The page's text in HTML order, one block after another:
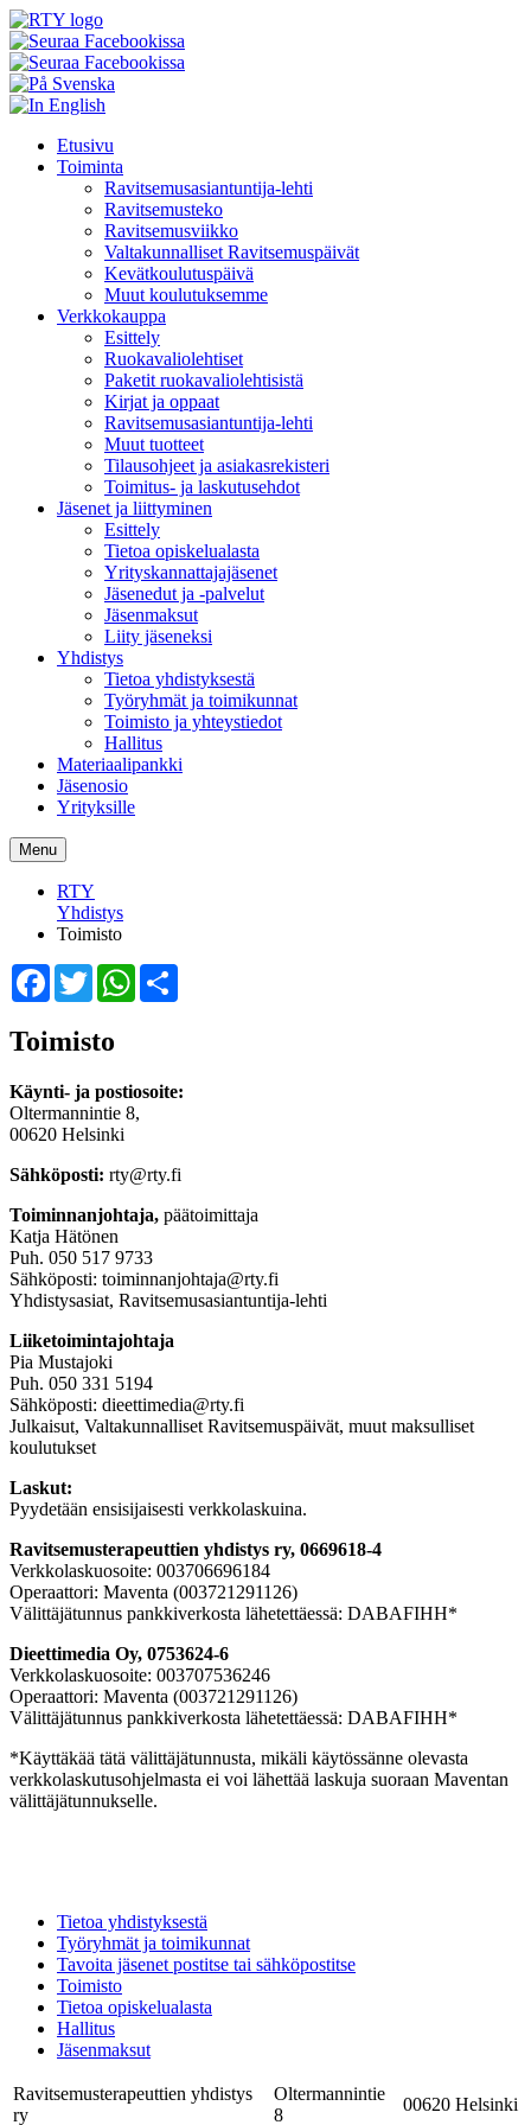
Skip
Etusivu
Toiminta
Ravitsemusasiantuntija-lehti
Ravitsemusteko
Ravitsemusviikko
Valtakunnalliset Ravitsemuspäivät
Kevätkoulutuspäivä
Muut koulutuksemme
Verkkokauppa
Esittely
Ruokavaliolehtiset
Paketit ruokavaliolehtisistä
Kirjat ja oppaat
Ravitsemusasiantuntija-lehti
Muut tuotteet
Tilausohjeet ja asiakasrekisteri
Toimitus- ja laskutusehdot
Jäsenet ja liittyminen
Esittely
Tietoa opiskelualasta
Yrityskannattajajäsenet
Jäsenedut ja -palvelut
Jäsenmaksut
Liity jäseneksi
Yhdistys
Tietoa yhdistyksestä
Työryhmät ja toimikunnat
Toimisto ja yhteystiedot
Hallitus
Materiaalipankki
Jäsenosio
Yrityksille
Menu
RTY
Yhdistys
Toimisto
Facebook
TwitterWhatsApp
Toimisto
Käynti- ja postiosoite:
Oltermannintie 8,
00620 Helsinki
Sähköposti: rty@rty.fi
Toiminnanjohtaja, päätoimittaja
Katja Hätönen
Puh. 050 517 9733
Sähköposti: toiminnanjohtaja@rty.fi
Yhdistysasiat, Ravitsemusasiantuntija-lehti
Liiketoimintajohtaja
Pia Mustajoki
Puh. 050 331 5194
Sähköposti: dieettimedia@rty.fi
Julkaisut, Valtakunnalliset Ravitsemuspäivät, muut maksulliset
koulutukset
Laskut:
Pyydetään ensisijaisesti verkkolaskuina.
Ravitsemusterapeuttien yhdistys ry, 0669618-4
Verkkolaskuosoite: 003706696184
Operaattori: Maventa (003721291126)
Välittäjätunnus pankkiverkosta lähetettäessä: DABAFIHH*
Dieettimedia Oy, 0753624-6
Verkkolaskuosoite: 003707536246
Operaattori: Maventa (003721291126)
Välittäjätunnus pankkiverkosta lähetettäessä: DABAFIHH*
*Käyttäkää tätä välittäjätunnusta, mikäli käytössänne olevasta
verkkolaskutusohjelmasta ei voi lähettää laskuja suoraan Maventan
välittäjätunnukselle.
Tietoa yhdistyksestä
Työryhmät ja toimikunnat
Tavoita jäsenet postitse tai sähköpostitse
Toimisto
Tietoa opiskelualasta
Hallitus
Jäsenmaksut
Ravitsemusterapeuttien yhdistys
ry
Oltermannintie
8
00620 Helsinki